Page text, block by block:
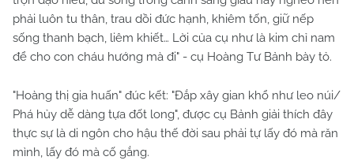
phải luôn tu thân, trau dồi đức hạnh, khiêm tốn, giữ nếp
sống thanh bạch, liêm khiết… Lời của cụ như là kim chỉ nam
để cho con cháu hướng mà đi" - cụ Hoàng Tư Bảnh bày tỏ.
"Hoàng thị gia huấn" đúc kết: "Đắp xây gian khổ như leo núi/
Phá hủy dễ dàng tựa đốt long", được cụ Bảnh giải thích đây
thực sự là di ngôn cho hậu thế đời sau phải tự lấy đó mà răn
mình, lấy đó mà cố gắng.